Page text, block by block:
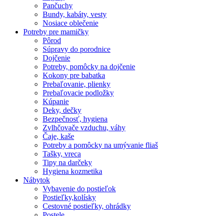
Pančuchy
Bundy, kabáty, vesty
Nosiace oblečenie
Potreby pre mamičky
Pôrod
Súpravy do porodnice
Dojčenie
Potreby, pomôcky na dojčenie
Kokony pre babatka
Prebaľovanie, plienky
Prebaľovacie podložky
Kúpanie
Deky, dečky
Bezpečnosť, hygiena
Zvlhčovače vzduchu, váhy
Čaje, kaše
Potreby a pomôcky na umývanie fliaš
Tašky, vreca
Tipy na darčeky
Hygiena kozmetika
Nábytok
Vybavenie do postieľok
Postieľky,kolísky
Cestovné postieľky, ohrádky